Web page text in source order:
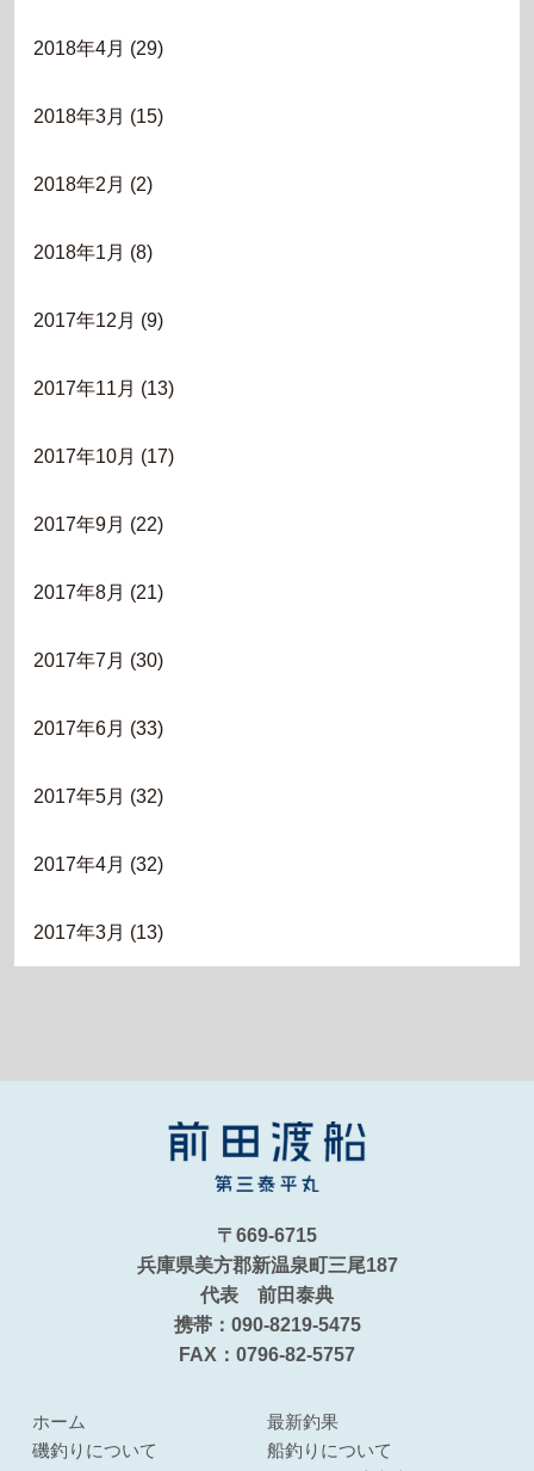
2018年4月 (29)
2018年3月 (15)
2018年2月 (2)
2018年1月 (8)
2017年12月 (9)
2017年11月 (13)
2017年10月 (17)
2017年9月 (22)
2017年8月 (21)
2017年7月 (30)
2017年6月 (33)
2017年5月 (32)
2017年4月 (32)
2017年3月 (13)
〒669-6715
兵庫県美方郡新温泉町三尾187
代表 前田泰典
携帯：090-8219-5475
FAX：0796-82-5757
ホーム
最新釣果
磯釣りについて
船釣りについて